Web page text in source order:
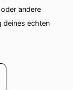
andere
deines echten